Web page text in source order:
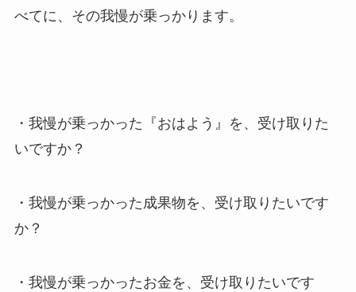
べてに、その我慢が乗っかります。
・我慢が乗っかった『おはよう』を、受け取りた
いですか？
・我慢が乗っかった成果物を、受け取りたいです
か？
・我慢が乗っかったお金を、受け取りたいです